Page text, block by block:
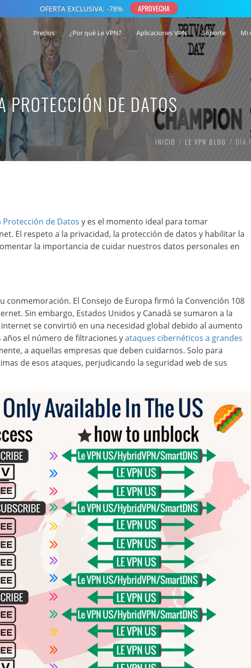
Precios ¿Por qué Le VPN? Aplicaciones VPN Soporte Mi
DE DATOS
INICIO LE VPN BLOG DÍA
de Datos y es el momento ideal para tomar
El respeto a la privacidad, la protección de datos y habilitar la
la importancia de cuidar nuestros datos personales en
conmemoración. El Consejo de Europa firmó la Convención 108
Sin embargo, Estados Unidos y Canadá se sumaron a la
se convirtió en una necesidad global debido al aumento
el número de filtraciones yataques cibernéticos a grandes
a aquellas empresas que deben cuidarnos. Solo para
de esos ataques, perjudicando la seguridad web de sus